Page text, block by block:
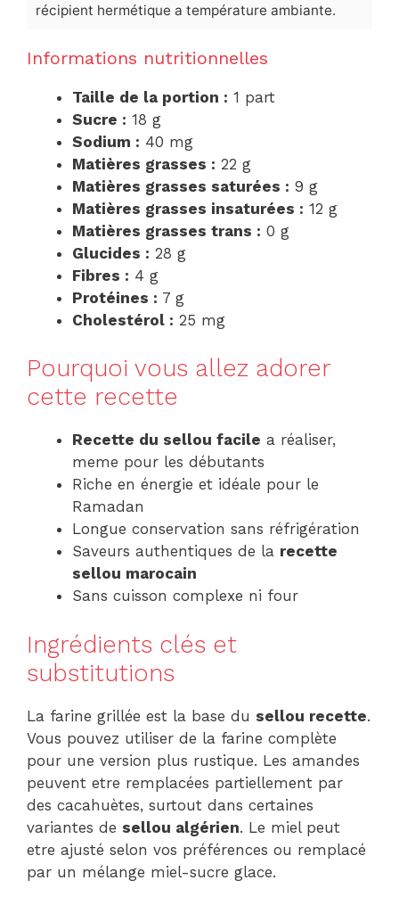
récipient hermétique a température ambiante.
Informations nutritionnelles
Taille de la portion : 1 part
Sucre : 18 g
Sodium : 40 mg
Matières grasses : 22 g
Matières grasses saturées : 9 g
Matières grasses insaturées : 12 g
Matières grasses trans : 0 g
Glucides : 28 g
Fibres : 4 g
Protéines : 7 g
Cholestérol : 25 mg
Pourquoi vous allez adorer
cette recette
Recette du sellou facile a réaliser,
meme pour les débutants
Riche en énergie et idéale pour le
Ramadan
Longue conservation sans réfrigération
Saveurs authentiques de la recette
sellou marocain
Sans cuisson complexe ni four
Ingrédients clés et
substitutions
La farine grillée est la base du sellou recette.
Vous pouvez utiliser de la farine complète
pour une version plus rustique. Les amandes
peuvent etre remplacées partiellement par
des cacahuètes, surtout dans certaines
variantes de sellou algérien. Le miel peut
etre ajusté selon vos préférences ou remplacé
par un mélange miel-sucre glace.